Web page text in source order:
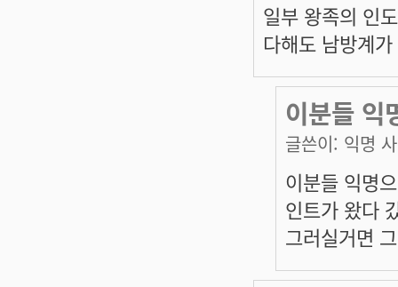
일부 왕족의 인
다해도 남방계
이분들 익
글쓴이: 익명
이분들 익명
인트가 왔다
그러실거면